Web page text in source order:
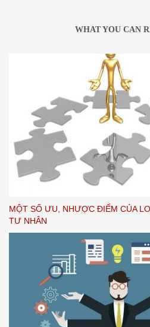
WHAT YOU CAN
MỘT SỐ ƯU, NHƯỢC ĐIỂM CỦA
TƯ NHÂN